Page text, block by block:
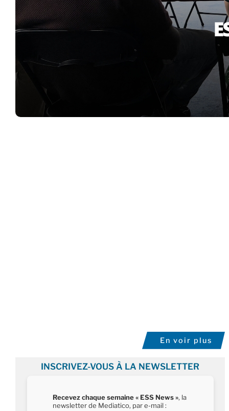
En voir plus
INSCRIVEZ-VOUS À LA NEWSLETTER
Recevez chaque semaine « ESS News », la
newsletter de Mediatico, par e-mail :